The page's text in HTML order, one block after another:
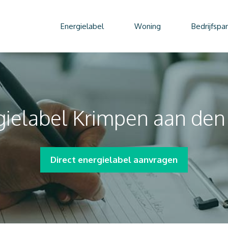
Energielabel Woning
Krimpen aan den
Direct energielabel aanvragen